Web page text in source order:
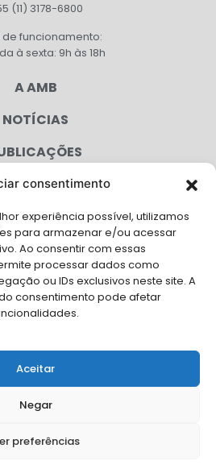
consentimento
experiência possível, utilizamos
para armazenar e/ou acessar
Ao consentir com essas
processar dados como
ou IDs exclusivos neste site. A
consentimento pode afetar
Aceitar
Negar
preferências
(11) 3178-6800
de funcionamento:
à sexta: 9h às 18h
A AMB
NOTÍCIAS
AGENDA
SERVIÇOS
FILIADAS
CONOSCO
da AMB para o seu evento